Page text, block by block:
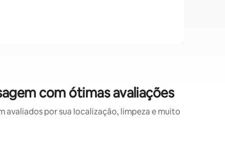
com ótimas avaliações
por sua localização, limpeza e muito